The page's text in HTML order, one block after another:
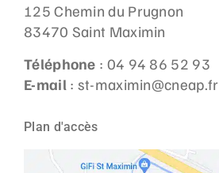
125 Chemin du Prugnon
83470 Saint Maximin
Téléphone : 04 94 86 52 93
E-mail : st-maximin@cneap.fr
Plan d'accès